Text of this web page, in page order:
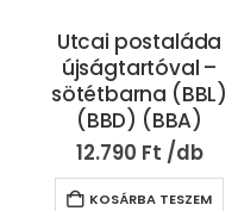
Utcai postaláda
újságtartóval –
sötétbarna (BBL)
(BBD) (BBA)
12.790 Ft
KOSÁRBA TESZEM